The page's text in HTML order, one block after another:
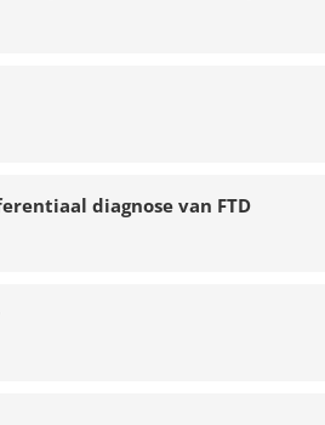
diagnose van FTD